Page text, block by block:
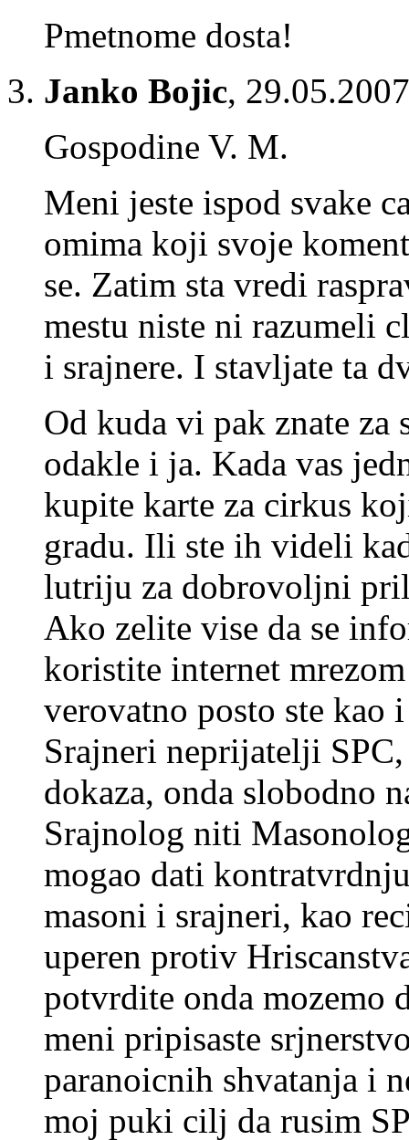
Pmetnome dosta!
Janko Bojic,
Gospodine V. M.
Meni jeste ispod svake
omima koji svoje
se. Zatim sta vredi
mestu niste ni razumeli
i srajnere. I stavljate ta
Od kuda vi pak znate za
odakle i ja. Kada vas
kupite karte za cirkus
gradu. Ili ste ih videli
lutriju za dobrovoljni
Ako zelite vise da se
koristite internet
verovatno posto ste kao
Srajneri neprijatelji
dokaza, onda slobodno
Srajnolog niti
mogao dati
masoni i srajneri, kao
uperen protiv
potvrdite onda mozemo
meni pripisaste
paranoicnih shvatanja i
moj puki cilj da rusim